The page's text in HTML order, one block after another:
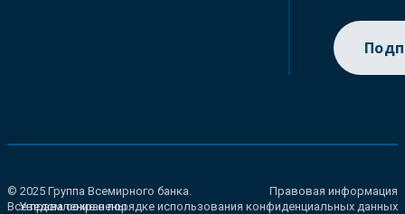
© 2025 Группа Всемирного банка.
Все права сохранены.
Правовая информация
Уведомление о порядке использования конфиденциальных данных